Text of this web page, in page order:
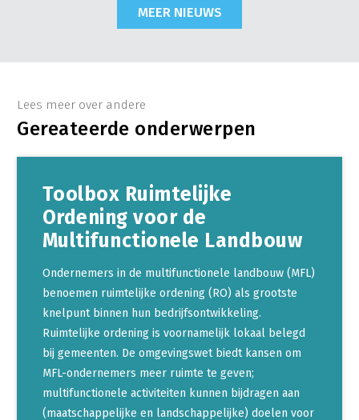
MEER NIEUWS
Lees meer over andere
Gereateerde onderwerpen
Toolbox Ruimtelijke
Ordening voor de
Multifunctionele Landbouw
Ondernemers in de multifunctionele landbouw (MFL)
benoemen ruimtelijke ordening (RO) als grootste
knelpunt binnen hun bedrijfsontwikkeling.
Ruimtelijke ordening is voornamelijk lokaal belegd
bij gemeenten. De omgevingswet biedt kansen om
MFL-ondernemers meer ruimte te geven;
multifunctionele activiteiten kunnen bijdragen aan
(maatschappelijke en landschappelijke) doelen voor